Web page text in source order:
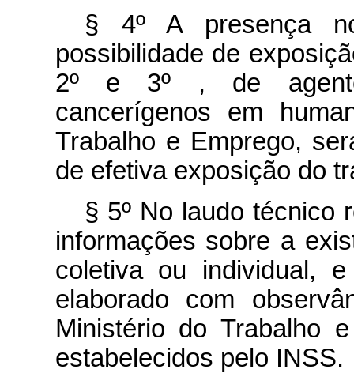
§ 4ºA presença
possibilidade de
2º e 3º , de
cancerígenos em
Trabalho e Emprego,
de efetiva exposição do
§ 5º No laudo técnico
informações sobre a
coletiva ou individual,
elaborado com
Ministério do Trabalho
estabelecidos pelo INSS.